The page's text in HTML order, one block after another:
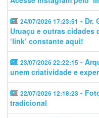
24/07/2026 17:23:51 - Dr.
Uruaçu e outras cidades
‘link’ constante aqui!
23/07/2026 22:22:15 -
unem criatividade e
22/07/2026 12:18:23 -
tradicional